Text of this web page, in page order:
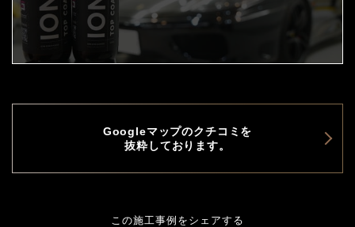
Googleマップのクチコミを
抜粋しております。
この施工事例をシェアする